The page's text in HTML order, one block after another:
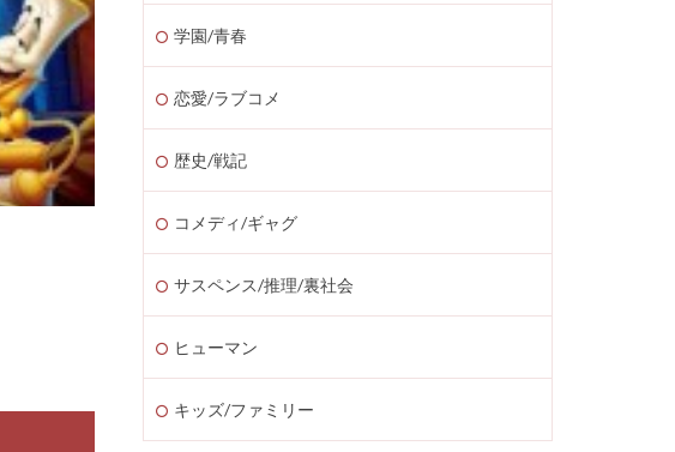
学園/青春
恋愛/ラブコメ
歴史/戦記
コメディ/ギャグ
サスペンス/推理/裏社会
ヒューマン
キッズ/ファミリー